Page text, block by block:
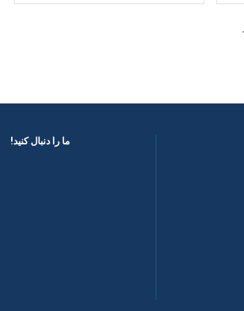
ما را دنبال کنید! ​